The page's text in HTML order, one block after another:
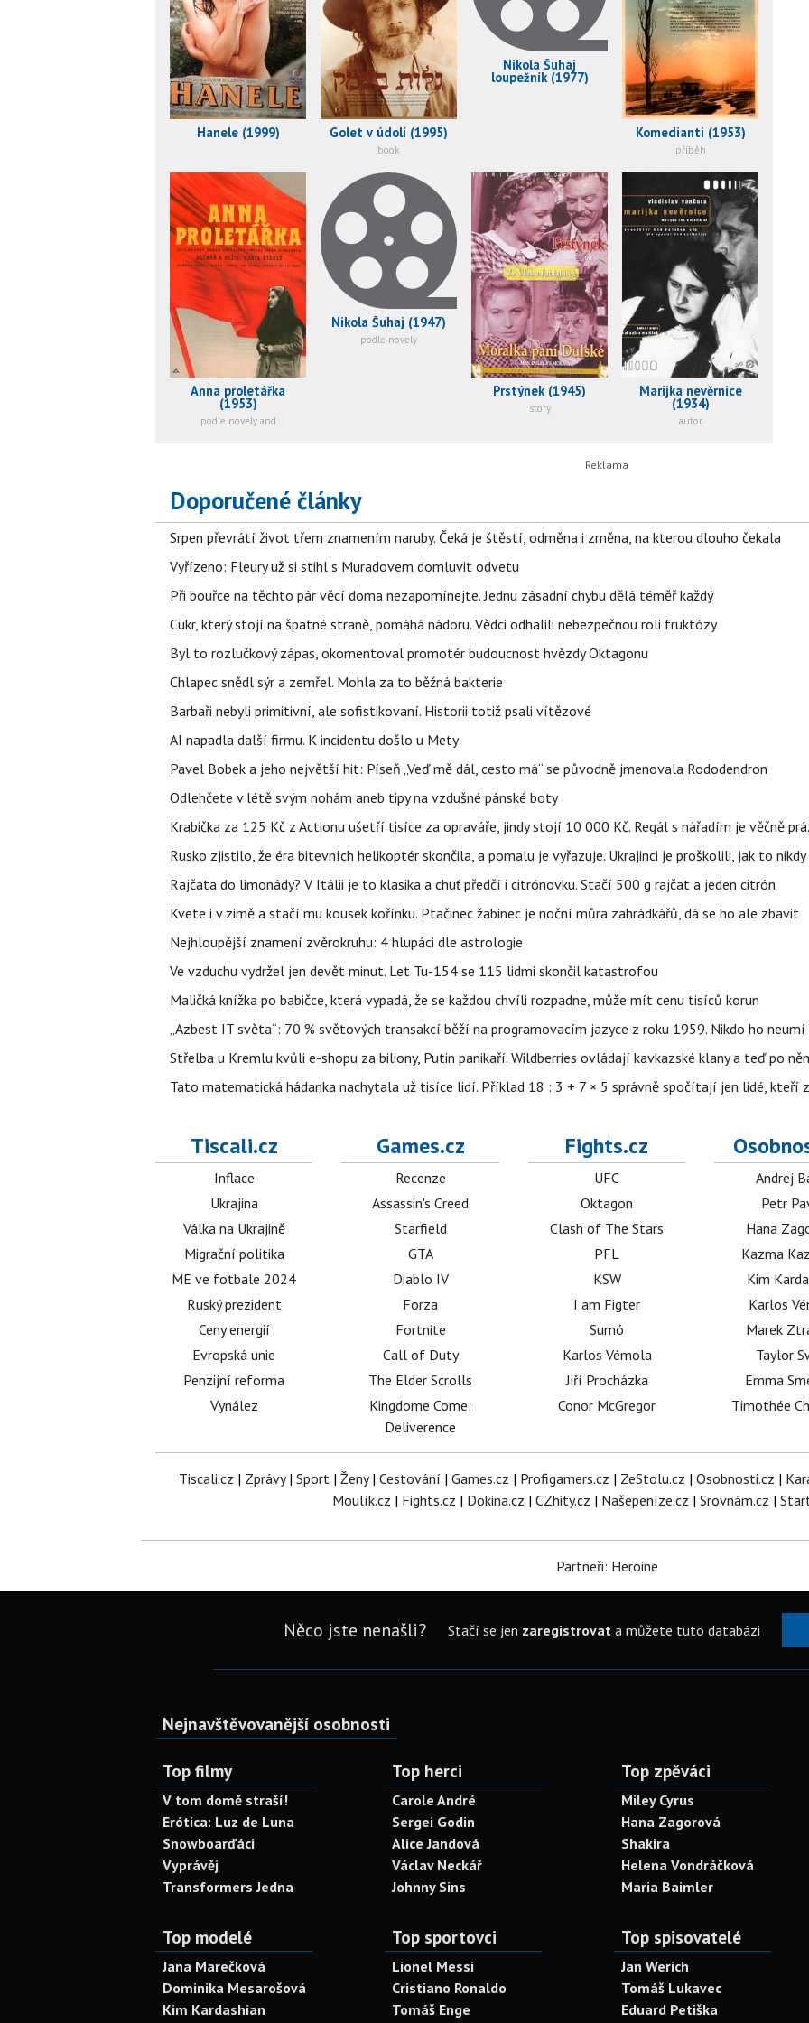
Hanele (1999) Golet v údolí (1995)
book
Nikola Šuhaj
loupežník (1977)
Komedianti (1953)
příběh
Anna proletářka
(1953)
podle novely and
Nikola Šuhaj (1947)
podle novely
Prstýnek (1945)
story
Marijka nevěrnice
(1934)
autor
Doporučené články
Srpen převrátí život třem znamením naruby. Čeká je štěstí, odměna i změna, na kterou dlouho čekala
Vyřízeno: Fleury už si stihl s Muradovem domluvit odvetu
Při bouřce na těchto pár věcí doma nezapomínejte. Jednu zásadní chybu dělá téměř každý
Cukr, který stojí na špatné straně, pomáhá nádoru. Vědci odhalili nebezpečnou roli fruktózy
Byl to rozlučkový zápas, okomentoval promotér budoucnost hvězdy Oktagonu
Chlapec snědl sýr a zemřel. Mohla za to běžná bakterie
Barbaři nebyli primitivní, ale sofistikovaní. Historii totiž psali vítězové
AI napadla další firmu. K incidentu došlo u Mety
Pavel Bobek a jeho největší hit: Píseň „Veď mě dál, cesto má“ se původně jmenovala Rododendron
Odlehčete v létě svým nohám aneb tipy na vzdušné pánské boty
Krabička za 125 Kč z Actionu ušetří tisíce za opraváře, jindy stojí 10 000 Kč. Regál s nářadím je věčně
Rusko zjistilo, že éra bitevních helikoptér skončila, a pomalu je vyřazuje. Ukrajinci je proškolili, jak to nikdy
Rajčata do limonády? V Itálii je to klasika a chuť předčí i citrónovku. Stačí 500 g rajčat a jeden citrón
Kvete i v zimě a stačí mu kousek kořínku. Ptačinec žabinec je noční můra zahrádkářů, dá se ho ale zbavit
Nejhloupější znamení zvěrokruhu: 4 hlupáci dle astrologie
Ve vzduchu vydržel jen devět minut. Let Tu-154 se 115 lidmi skončil katastrofou
Maličká knížka po babičce, která vypadá, že se každou chvíli rozpadne, může mít cenu tisíců korun
„Azbest IT světa“: 70 % světových transakcí běží na programovacím jazyce z roku 1959. Nikdo ho
Střelba u Kremlu kvůli e-shopu za biliony, Putin panikaří. Wildberries ovládají kavkazské klany a teď po
Tato matematická hádanka nachytala už tisíce lidí. Příklad 18 : 3 + 7 × 5 správně spočítají jen lidé, kteří
Tiscali.cz
Inflace
Ukrajina
Válka na Ukrajině
Migrační politika
ME ve fotbale 2024
Ruský prezident
Ceny energií
Evropská unie
Penzijní reforma
Vynález
Games.cz
Recenze
Assassin's Creed
Starfield
GTA
Diablo IV
Forza
Fortnite
Call of Duty
The Elder Scrolls
Kingdome Come:
Deliverence
Fights.cz
UFC
Oktagon
Clash of The Stars
PFL
KSW
I am Figter
Sumó
Karlos Vémola
Jiří Procházka
Conor McGregor
Andrej
Petr
Hana
Kazma
Kim
Karlos
Marek
Taylor
Emma
Timothée
Tiscali.cz | Zprávy| Sport| Ženy| Cestování | Games.cz | Profigamers.cz | ZeStolu.cz | Osobnosti.cz |
Moulík.cz | Fights.cz | Dokina.cz | CZhity.cz | Našepeníze.cz | Srovnám.cz |
Partneři: Heroine
Něco jste nenašli? Stačí se jen zaregistrovata můžete tuto databázi
Nejnavštěvovanější osobnosti
Top filmy
V tom domě straší!
Erótica: Luz de Luna
Snowboarďáci
Vyprávěj
Transformers Jedna
Top herci
Carole André
Sergei Godin
Alice Jandová
Václav Neckář
Johnny Sins
Top zpěváci
Miley Cyrus
Hana Zagorová
Shakira
Helena Vondráčková
Maria Baimler
Top modelé
Jana Marečková
Dominika Mesarošová
Kim Kardashian
Top sportovci
Lionel Messi
Cristiano Ronaldo
Tomáš Enge
Top spisovatelé
Jan Werich
Tomáš Lukavec
Eduard Petiška